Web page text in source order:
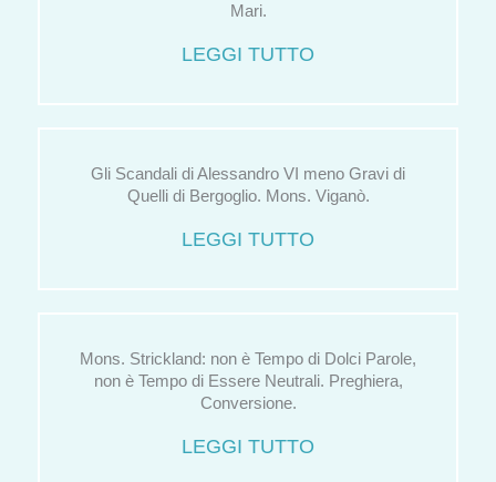
Mari.
LEGGI TUTTO
Gli Scandali di Alessandro VI meno Gravi di
Quelli di Bergoglio. Mons. Viganò.
LEGGI TUTTO
Mons. Strickland: non è Tempo di Dolci Parole,
non è Tempo di Essere Neutrali. Preghiera,
Conversione.
LEGGI TUTTO